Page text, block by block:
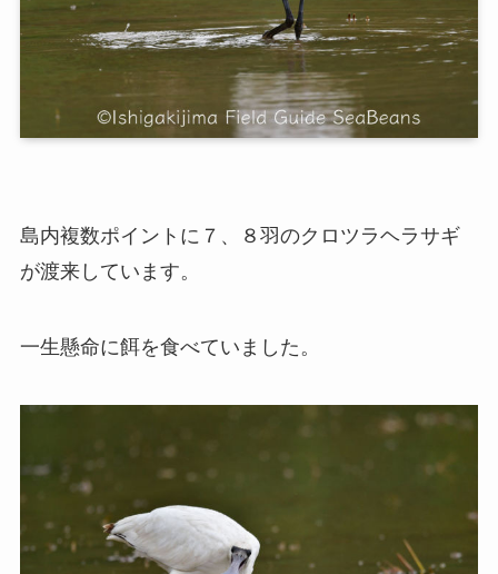
島内複数ポイントに７、８羽のクロツラヘラサギ
が渡来しています。
一生懸命に餌を食べていました。